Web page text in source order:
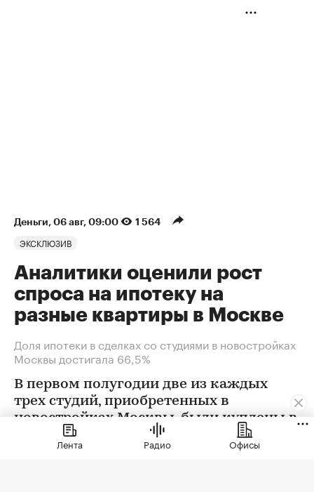
Деньги⁠, 06 авг, 09:00 1 564
ЭКСКЛЮЗИВ
Аналитики оценили рост
спроса на ипотеку на
разные квартиры в Москве
Доля ипотеки в сделках со студиями в новостройках
Москвы достигала 66,5%
В первом полугодии две из каждых
трех студий, приобретенных в
новостройках Москвы, были куплены в
ипотеку. В сегменте трешек ипотечных
сделок менее половины, а среди
Лента Радио Офисы